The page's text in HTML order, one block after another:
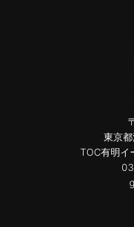
東京
TOC有明イ